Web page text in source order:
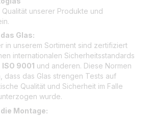
unserer Produkte und
Glas:
in unserem Sortiment sind zertifiziert
internationalen Sicherheitsstandards
ISO 9001 und anderen. Diese Normen
dass das Glas strengen Tests auf
Qualität und Sicherheit im Falle
wurde.
Montage: